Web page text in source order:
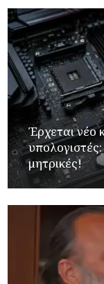
Έρχεται νέο
υπολογιστές:
μητρικές!